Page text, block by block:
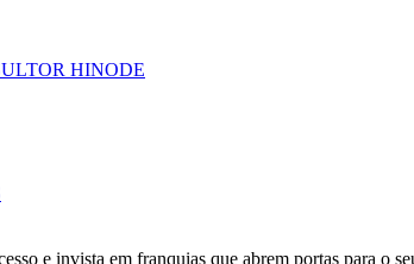
HINODE
e invista em franquias que abrem portas para o